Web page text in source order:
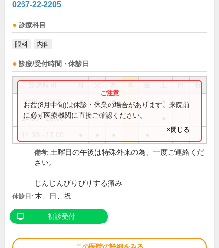
0267-22-2205
診療科目
眼科 内科
診療/受付時間・休診日
祝
9:00～12:00 ● ● ● ●
14:30～16:00
お盆(8月中旬)は休診・休業の場合があります。来院前
に必ず医療機関に直接ご確認ください。
×閉じる
備考: 土曜日の午後は特殊外来の為、一度ご連絡くだ
さい。
じんじんびりびりする痛み
休診日: 木、日、祝
初診受付